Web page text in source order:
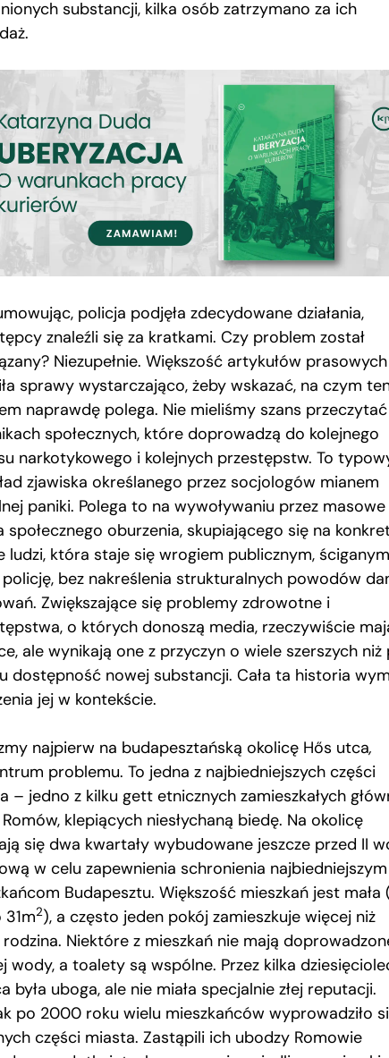
substancji, kilka osób zatrzymano za ich
policja podjęła zdecydowane działania,
znaleźli się za kratkami. Czy problem został
Niezupełnie. Większość artykułów
sprawy wystarczająco, żeby wskazać, na czym
naprawdę polega. Nie mieliśmy szans
społecznych, które doprowadzą do kolejnego
narkotykowego i kolejnych przestępstw. To
zjawiska określanego przez socjologów mianem
paniki. Polega to na wywoływaniu przez masowe
społecznego oburzenia, skupiającego się na
ludzi, która staje się wrogiem publicznym,
policję, bez nakreślenia strukturalnych powodów
Zwiększające się problemy zdrowotne i
o których donoszą media, rzeczywiście
ale wynikają one z przyczyn o wiele szerszych niż
dostępność nowej substancji. Cała ta historia
jej w kontekście.
najpierw na budapesztańską okolicę Hős utca,
problemu. To jedna z najbiedniejszych części
– jedno z kilku gett etnicznych zamieszkałych
klepiących niesłychaną biedę. Na okolicę
się dwa kwartały wybudowane jeszcze przed II
w celu zapewnienia schronienia najbiedniejszym
Budapesztu. Większość mieszkań jest mała
2), a często jeden pokój zamieszkuje więcej niż
rodzina. Niektóre z mieszkań nie mają
wody, a toalety są wspólne. Przez kilka
była uboga, ale nie miała specjalnie złej reputacji.
po 2000 roku wielu mieszkańców wyprowadziło
części miasta. Zastąpili ich ubodzy Romowie